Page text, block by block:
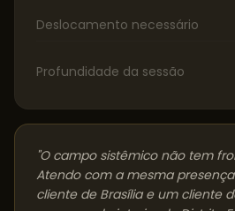
Deslocamento necessário
Profundidade da sessão
"O campo sistêmico não tem
Atendo com a mesma
cliente de Brasíliae um cliente